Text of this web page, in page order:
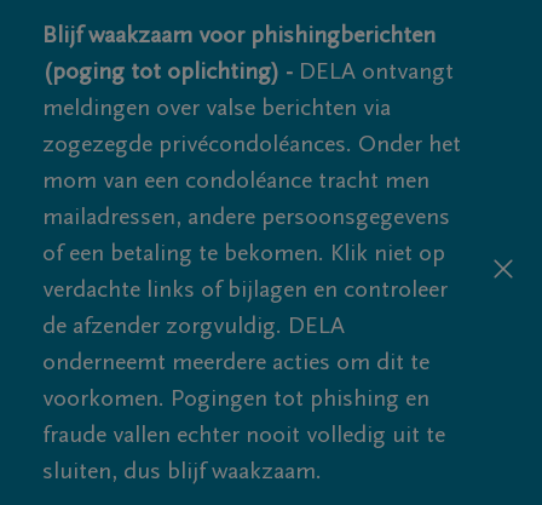
Blijf waakzaam voor phishingberichten
(poging tot oplichting) - DELA ontvangt
meldingen over valse berichten via
zogezegde privécondoléances. Onder het
mom van een condoléance tracht men
mailadressen, andere persoonsgegevens
of een betaling te bekomen. Klik niet op
verdachte links of bijlagen en controleer
de afzender zorgvuldig. DELA
onderneemt meerdere acties om dit te
voorkomen. Pogingen tot phishing en
fraude vallen echter nooit volledig uit te
sluiten, dus blijf waakzaam.